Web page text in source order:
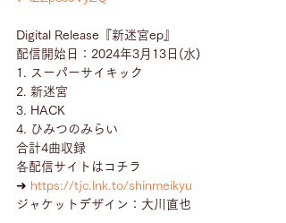
Digital Release『新迷宮ep』
配信開始日：2024年3月13日(水)
1. スーパーサイキック
2. 新迷宮
3. HACK
4. ひみつのみらい
合計4曲収録
各配信サイトはコチラ
➜ https://tjc.lnk.to/shinmeikyu
ジャケットデザイン：大川直也